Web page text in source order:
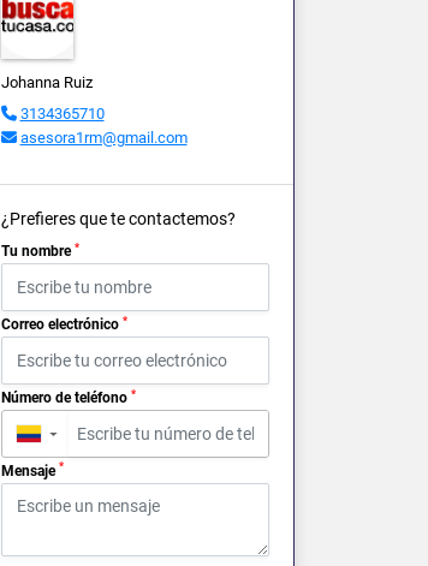
Johanna Ruiz
3134365710
asesora1rm@gmail.com
¿Prefieres que te contactemos?
Tu nombre *
Correo electrónico *
Número de teléfono *
▼
Mensaje *